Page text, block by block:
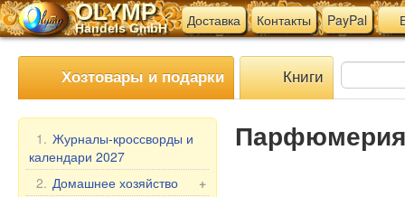
OLYMP
Handels GmbH Доставка Контакты PayPal
Хозтовары и подарки Книги
1. Журналы-кроссворды и
календари 2027
+
2. Домашнее хозяйство
Парфюмерия